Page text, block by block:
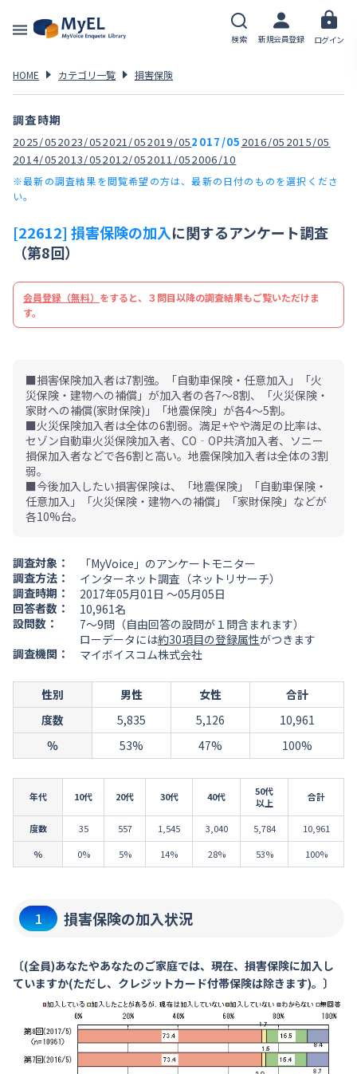
検索 新規会員登録 ログイン
HOME カテゴリ一覧 損害保険
調査時期
2025/052023/052021/052019/052017/05 2016/05 2015/05
2014/052013/052012/052011/052006/10
※最新の調査結果を閲覧希望の方は、最新の日付のものを選択くださ
い。
[22612] 損害保険の加入に関するアンケート調査
（第8回）
会員登録（無料） をすると、３問目以降の調査結果もご覧いただけま
す。
■損害保険加入者は7割強。「自動車保険・任意加入」「火
災保険・建物への補償」が加入者の各7～8割、「火災保険・
家財への補償(家財保険)」「地震保険」が各4～5割。
■火災保険加入者は全体の6割弱。満足+やや満足の比率は、
セゾン自動車火災保険加入者、CO‐OP共済加入者、ソニー
損保加入者などで各6割と高い。地震保険加入者は全体の3割
弱。
■今後加入したい損害保険は、「地震保険」「自動車保険・
任意加入」「火災保険・建物への補償」「家財保険」などが
各10%台。
調査対象：
「MyVoice」のアンケートモニター
調査方法：
インターネット調査（ネットリサーチ）
調査時期：
2017年05月01日 ～05月05日
回答者数：
10,961名
設問数：
7～9問（自由回答の設問が１問含まれます）
ローデータには約30項目の登録属性がつきます
調査機関：
マイボイスコム株式会社
性別 男性 女性
合計
度数
5,835 5,126
10,961
％
53% 47% 100%
年代 10代 20代 30代 40代
50代
以上
合計
度数 35 557 1,545 3,040 5,784
10,961
％
0% 5% 14% 28% 53% 100%
1 損害保険の加入状況
〔(全員)あなたやあなたのご家庭では、現在、損害保険に加入し
ていますか(ただし、クレジットカード付帯保険は除きます)。〕